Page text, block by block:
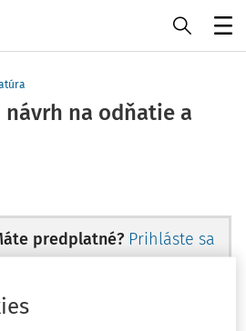
návrh na odňatie a
predplatné? Prihláste sa